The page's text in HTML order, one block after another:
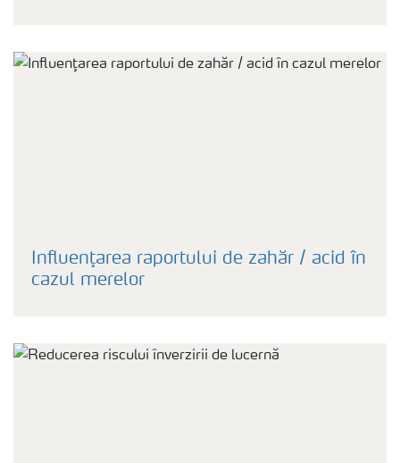
Influenţarea raportului de zahăr / acid în
cazul merelor